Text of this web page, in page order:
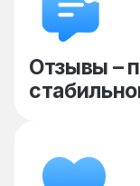
Отзывы –